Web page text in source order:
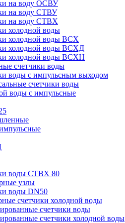
на воду ОСВУ
на воду СТВУ
на воду СТВХ
холодной воды
холодной воды ВСХ
холодной воды ВСХД
холодной воды ВСХН
счетчики воды
воды с импульсным выходом
счетчики воды
воды с импульсные
воды СТВХ 80
узлы
воды DN50
счетчики холодной воды
счетчики воды
счетчики холодной воды